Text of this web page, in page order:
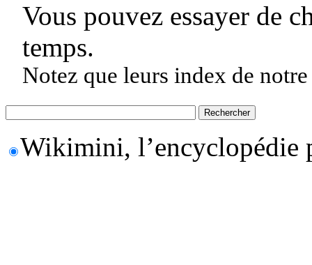
Vous pouvez essayer de
temps.
Notez que leurs index de
Wikimini, l’encyclopédie